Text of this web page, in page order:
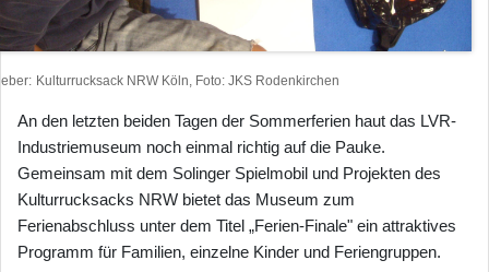
Kulturrucksack NRW Köln, Foto: JKS Rodenkirchen
An den letzten beiden Tagen der Sommerferien haut das LVR-
Industriemuseum noch einmal richtig auf die Pauke.
Gemeinsam mit dem Solinger Spielmobil und Projekten des
Kulturrucksacks NRW bietet das Museum zum
Ferienabschluss unter dem Titel „Ferien-Finale" ein attraktives
Programm für Familien, einzelne Kinder und Feriengruppen.